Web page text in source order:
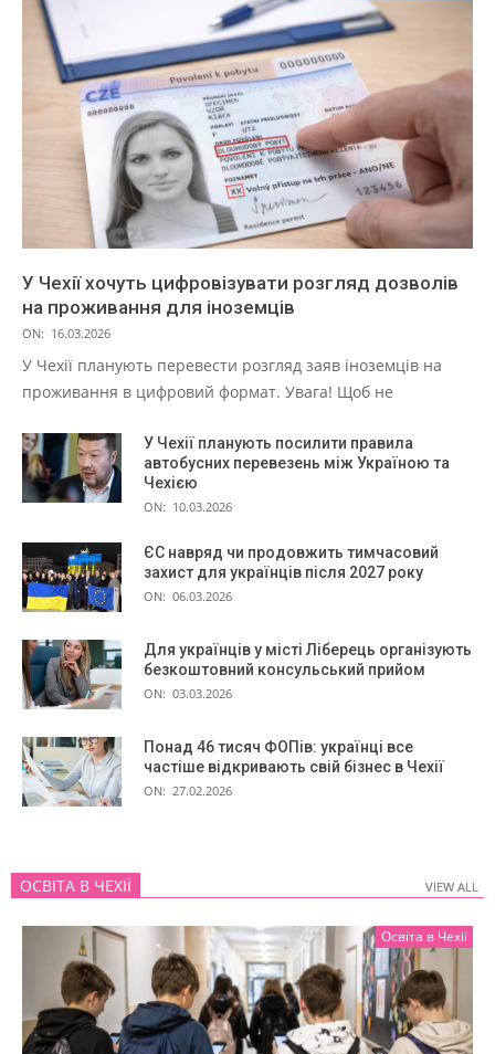
У Чехії хочуть цифровізувати розгляд дозволів
на проживання для іноземців
ON: 16.03.2026
У Чехії планують перевести розгляд заяв іноземців на
проживання в цифровий формат. Увага! Щоб не
У Чехії планують посилити правила
автобусних перевезень між Україною та
Чехією
ON: 10.03.2026
ЄС навряд чи продовжить тимчасовий
захист для українців після 2027 року
ON: 06.03.2026
Для українців у місті Ліберець організують
безкоштовний консульський прийом
ON: 03.03.2026
Понад 46 тисяч ФОПів: українці все
частіше відкривають свій бізнес в Чехії
ON: 27.02.2026
ОСВІТА В ЧЕХІЇ VIEW ALL
Освіта в Чехії
VIEW ALL